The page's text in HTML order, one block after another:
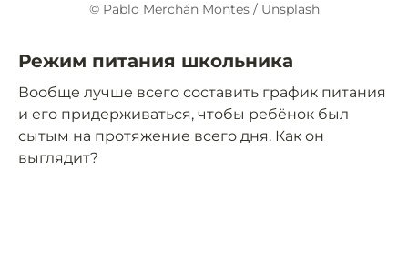
© Pablo Merchán Montes / Unsplash
Режим питания школьника
Вообще лучше всего составить график питания
и его придерживаться, чтобы ребёнок был
сытым на протяжение всего дня. Как он
выглядит?